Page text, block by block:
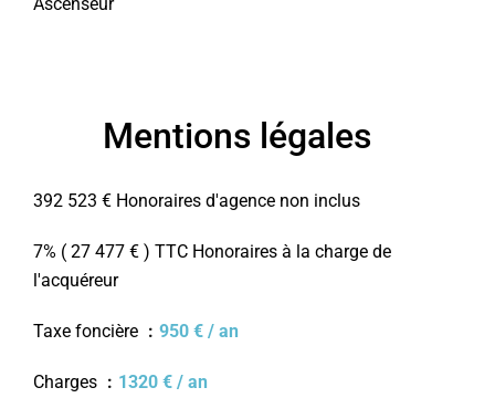
Mentions légales
392 523 € Honoraires d'agence non inclus
7% ( 27 477 € ) TTC Honoraires à la charge de
l'acquéreur
Taxe foncière 950 € / an
Charges 1320 € / an